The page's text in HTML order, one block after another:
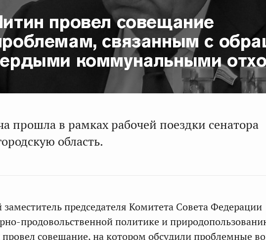
провел совещание
связанным с
коммунальными
прошла в рамках рабочей поездки сенатора
область.
председателя Комитета Совета Федерации
продовольственной политике и
провел совещание, на котором обсудили проблемные